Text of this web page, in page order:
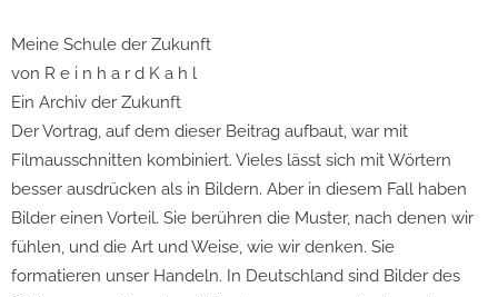
Meine Schule der Zukunft
von R e i n h a r d K a h l
Ein Archiv der Zukunft
Der Vortrag, auf dem dieser Beitrag aufbaut, war mit
Filmausschnitten kombiniert. Vieles lässt sich mit Wörtern
besser ausdrücken als in Bildern. Aber in diesem Fall haben
Bilder einen Vorteil. Sie berühren die Muster, nach denen wir
fühlen, und die Art und Weise, wie wir denken. Sie
formatieren unser Handeln. In Deutschland sind Bilder des